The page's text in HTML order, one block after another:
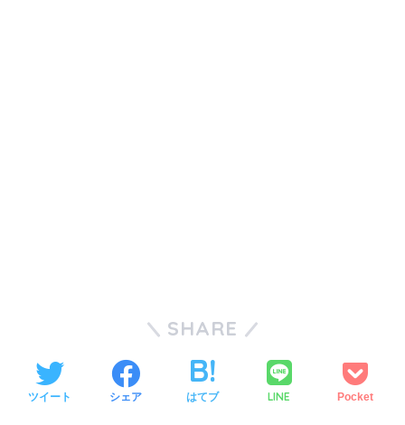
SHARE
ツイート シェア はてブ LINE Pocket